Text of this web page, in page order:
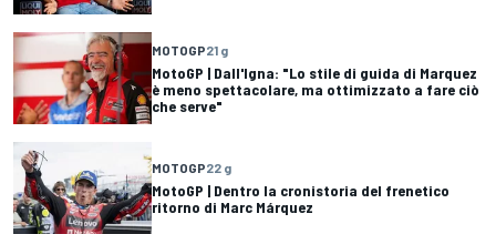
MOTOGP21 g
MotoGP | Dall'Igna: "Lo stile di guida di Marquez
è meno spettacolare, ma ottimizzato a fare ciò
che serve"
MOTOGP22 g
MotoGP | Dentro la cronistoria del frenetico
ritorno di Marc Márquez